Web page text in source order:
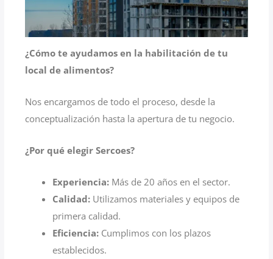
¿Cómo te ayudamos en la habilitación de tu
local de alimentos?
Nos encargamos de todo el proceso, desde la
conceptualización hasta la apertura de tu negocio.
¿Por qué elegir Sercoes?
Experiencia: Más de 20 años en el sector.
Calidad: Utilizamos materiales y equipos de
primera calidad.
Eficiencia: Cumplimos con los plazos
establecidos.